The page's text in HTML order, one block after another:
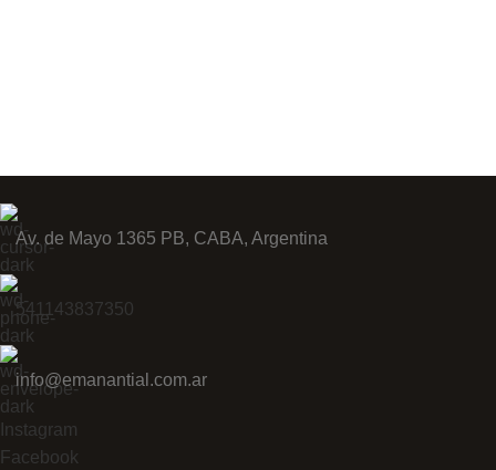
Av. de Mayo 1365 PB, CABA, Argentina
541143837350
info@emanantial.com.ar
Instagram
Facebook